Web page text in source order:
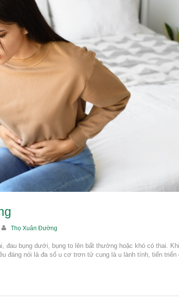
Thọ Xuân Đường
đau bụng dưới, bụng to lên bất thường hoặc khó có thai.
đáng nói là đa số u cơ trơn tử cung là u lành tính, tiến triển